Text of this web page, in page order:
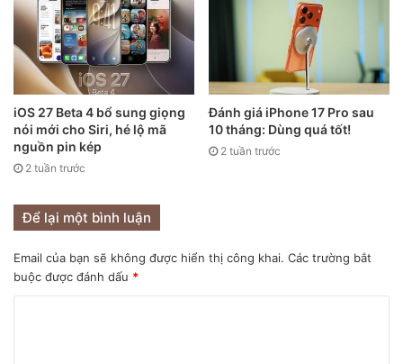
trước, nên nhiều người không xài các phụ kiện trong hộp
máy, tạo lãng phí. Việc cắt giảm phụ kiện giúp giảm khí thải
carbon, giảm việc khai thác và sử dụng vật liệu quý.
Hộp máy nhỏ hơn giúp vận chuyển được nhiều hơn, hạn
chế số chuyến di chuyển của phương tiện.
Hiện nay trên thị trường có bán củ sạc riêng cho iPhone 12
đồng. Tai nghe cho iPhone cũng tầm giá tương tự.
iOS 27 Beta 4 bổ sung giọng
nói mới cho Siri, hé lộ mã
nguồn pin kép
2 tuần trước
Đánh giá iPhone 17 Pro sau
10 tháng: Dùng quá tốt!
2 tuần trước
Để lại một bình luận
Email của bạn sẽ không được hiển thị công khai. Các trường bắt
buộc được đánh dấu *